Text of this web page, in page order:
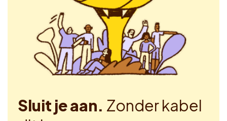
Sluit je aan. Zonder kabel